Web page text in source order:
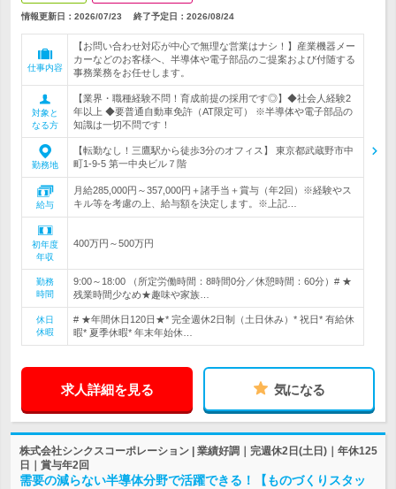
情報更新日：2026/07/23 終了予定日： 2026/08/24
仕事内容
【お問い合わせ対応が中心で無理な営業はナシ！】産業機器メー
カーなどのお客様へ、半導体や電子部品のご提案および付随する
事務業務をお任せします。
対象と
なる方
【業界・職種経験不問！育成前提の採用です◎】◆社会人経験2
年以上 ◆要普通自動車免許（AT限定可） ※半導体や電子部品の
知識は一切不問です！
勤務地
【転勤なし！三鷹駅から徒歩3分のオフィス】 東京都武蔵野市中
町1-9-5 第一中央ビル７階
給与
月給285,000円～357,000円＋諸手当＋賞与（年2回）※経験やス
キル等を考慮の上、給与額を決定します。※上記…
初年度
年収
400万円～500万円
勤務
時間
9:00～18:00 （所定労働時間：8時間0分／休憩時間：60分）# ★
残業時間少なめ★趣味や家族…
休日
休暇
# ★年間休日120日★* 完全週休2日制（土日休み）* 祝日* 有給休
暇* 夏季休暇* 年末年始休…
求人詳細を見る 気になる
株式会社シンクスコーポレーション | 業績好調｜完週休2日(土日)｜年休125
日｜賞与年2回
需要の減らない半導体分野で活躍できる！【ものづくりスタッ